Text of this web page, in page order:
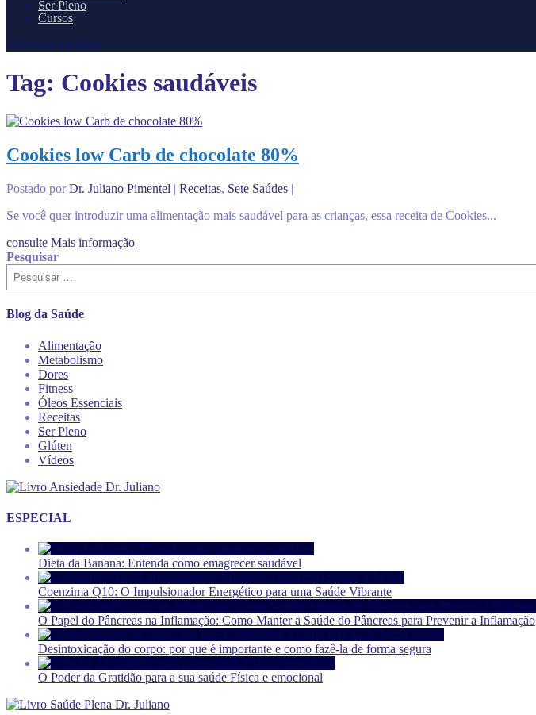
Ser Pleno
Cursos
Selecione a página
Tag: Cookies saudáveis
Cookies low Carb de chocolate 80%
Postado porDr. Juliano Pimentel | Receitas, Sete Saúdes |
Se você quer introduzir uma alimentação mais saudável para as crianças, essa receita de Cookies...
consulte Mais informação
Pesquisar
Blog da Saúde
Alimentação
Metabolismo
Dores
Fitness
Óleos Essenciais
Receitas
Ser Pleno
Glúten
Vídeos
ESPECIAL
Dieta da Banana: Entenda como emagrecer saudável
Coenzima Q10: O Impulsionador Energético para uma Saúde Vibrante
O Papel do Pâncreas na Inflamação: Como Manter a Saúde do Pâncreas para Prevenir a Inflamação
Desintoxicação do corpo: por que é importante e como fazê-la de forma segura
O Poder da Gratidão para a sua saúde Física e emocional